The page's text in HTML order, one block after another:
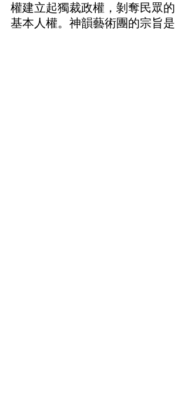
權建立起獨裁政權，剝奪民眾的
基本人權。神韻藝術團的宗旨是